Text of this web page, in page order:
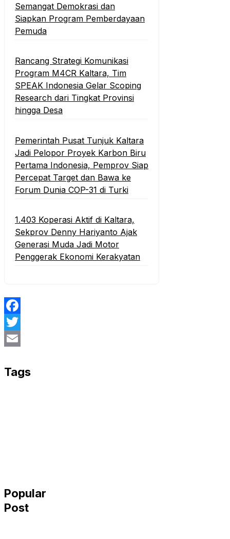
Semangat Demokrasi dan
Siapkan Program Pemberdayaan
Pemuda
Rancang Strategi Komunikasi
Program M4CR Kaltara, Tim
SPEAK Indonesia Gelar Scoping
Research dari Tingkat Provinsi
hingga Desa
Pemerintah Pusat Tunjuk Kaltara
Jadi Pelopor Proyek Karbon Biru
Pertama Indonesia, Pemprov Siap
Percepat Target dan Bawa ke
Forum Dunia COP-31 di Turki
1.403 Koperasi Aktif di Kaltara,
Sekprov Denny Hariyanto Ajak
Generasi Muda Jadi Motor
Penggerak Ekonomi Kerakyatan
Facebook
Twitter
Tags
Popular
Post